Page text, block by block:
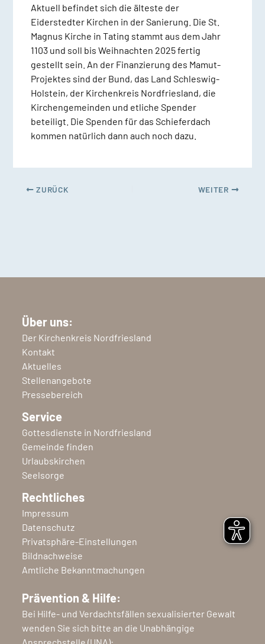
Aktuell befindet sich die älteste der
Eiderstedter Kirchen in der Sanierung. Die St.
Magnus Kirche in Tating stammt aus dem Jahr
1103 und soll bis Weihnachten 2025 fertig
gestellt sein. An der Finanzierung des Mamut-
Projektes sind der Bund, das Land Schleswig-
Holstein, der Kirchenkreis Nordfriesland, die
Kirchengemeinden und etliche Spender
beteiligt. Die Spenden für das Schieferdach
kommen natürlich dann auch noch dazu.
ZURÜCK WEITER
Über uns:
Der Kirchenkreis Nordfriesland
Kontakt
Aktuelles
Stellenangebote
Pressebereich
Service
Gottesdienste in Nordfriesland
Gemeinde finden
Urlaubskirchen
Seelsorge
Rechtliches
Impressum
Datenschutz
Privatsphäre-Einstellungen
Bildnachweise
Amtliche Bekanntmachungen
Prävention & Hilfe:
Bei Hilfe- und Verdachtsfällen sexualisierter Gewalt
wenden Sie sich bitte an die Unabhängige